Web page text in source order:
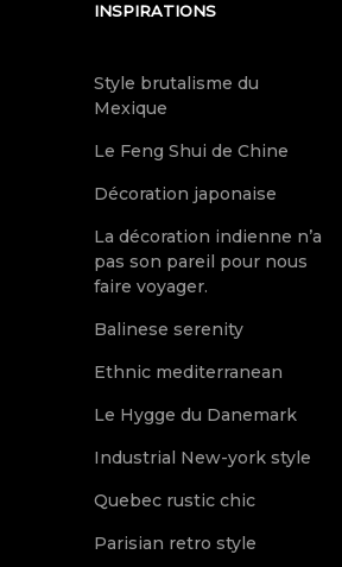
INSPIRATIONS
Style brutalisme du
Mexique
Le Feng Shui de Chine
Décoration japonaise
La décoration indienne n’a
pas son pareil pour nous
faire voyager.
Balinese serenity
Ethnic mediterranean
Le Hygge du Danemark
Industrial New-york style
Quebec rustic chic
Parisian retro style